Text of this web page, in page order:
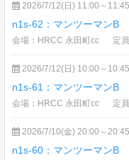
2026/7/12(日) 11:00～11:45
n1s-62：マンツーマンB
会場：HRCC 永田町cc 定
2026/7/12(日) 10:00～10:45
n1s-61：マンツーマンB
会場：HRCC 永田町cc 定
2026/7/10(金) 20:00～20:45
n1s-60：マンツーマンB